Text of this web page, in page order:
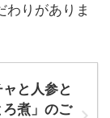
わりがありま
と人参と
煮」のご